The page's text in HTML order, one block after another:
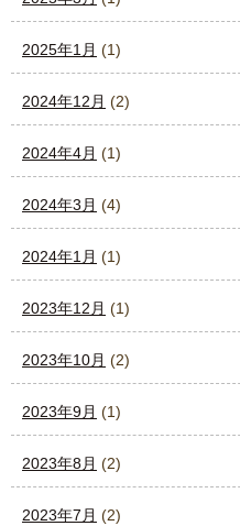
2025年1月 (1)
2024年12月 (2)
2024年4月 (1)
2024年3月 (4)
2024年1月 (1)
2023年12月 (1)
2023年10月 (2)
2023年9月 (1)
2023年8月 (2)
2023年7月 (2)